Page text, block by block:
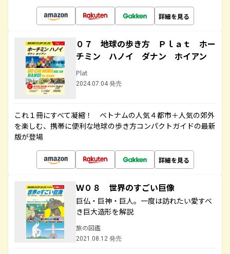
詳細を見る
０７ 地球の歩き方 Ｐｌａｔ ホー
チミン ハノイ ダナン ホイアン
Plat
2024.07.04 発売
これ１冊にすべて凝縮！ ベトナムの人気４都市＋人気の郊外
を楽しむ、携帯に便利な地球の歩き方コンパクトガイドの最新
版が登場
詳細を見る
Ｗ０８ 世界のすごい巨像
巨仏・巨神・巨人。一度は訪れたい愛すべ
き巨大造形を解説
旅の図鑑
2021.08.12 発売